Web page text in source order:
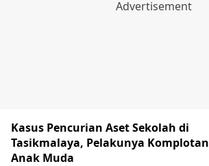
Kasus Pencurian Aset Sekolah di
Tasikmalaya, Pelakunya Komplotan
Anak Muda